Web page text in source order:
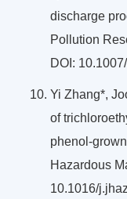
discharge
Pollution
DOI:
Yi Zhang*,
of
phenol-
Hazardous
10.1016/